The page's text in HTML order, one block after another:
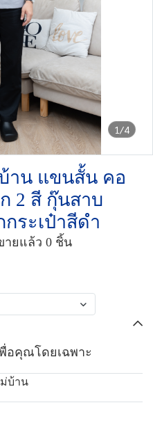
1/4
าน แขนสั้น คอ
2 สี กุ๊นสาบ
ระเป๋าสีดำ
ายแล้ว 0 ชิ้น
อคุณโดยเฉพาะ
ม่บ้าน